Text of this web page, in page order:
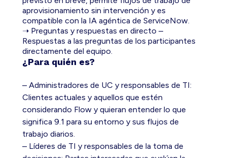
aprovisionamiento sin intervención y es
compatible con la IA agéntica de ServiceNow.
➝ Preguntas y respuestas en directo –
Respuestas a las preguntas de los participantes
directamente del equipo.
¿Para quién es?
– Administradores de UC y responsables de TI:
Clientes actuales y aquellos que estén
considerando Flow y quieran entender lo que
significa 9.1 para su entorno y sus flujos de
trabajo diarios.
– Líderes de TI y responsables de la toma de